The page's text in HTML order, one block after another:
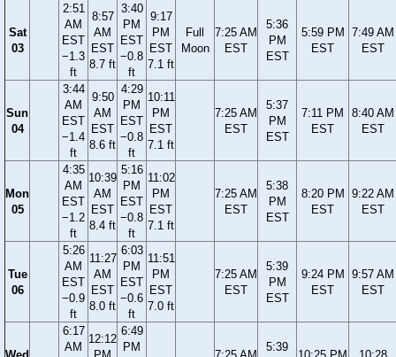
Sat
03
2:51
AM
EST
−1.3
ft
8:57
AM
EST
8.7 ft
3:40
PM
EST
−0.8
ft
9:17
PM
EST
7.1 ft
Full
Moon
7:25 AM
EST
5:36
PM
EST
5:59 PM
EST
7:49 AM
EST
Sun
04
3:44
AM
EST
−1.4
ft
9:50
AM
EST
8.6 ft
4:29
PM
EST
−0.8
ft
10:11
PM
EST
7.1 ft
7:25 AM
EST
5:37
PM
EST
7:11 PM
EST
8:40 AM
EST
Mon
05
4:35
AM
EST
−1.2
ft
10:39
AM
EST
8.4 ft
5:16
PM
EST
−0.8
ft
11:02
PM
EST
7.1 ft
7:25 AM
EST
5:38
PM
EST
8:20 PM
EST
9:22 AM
EST
Tue
06
5:26
AM
EST
−0.9
ft
11:27
AM
EST
8.0 ft
6:03
PM
EST
−0.6
ft
11:51
PM
EST
7.0 ft
7:25 AM
EST
5:39
PM
EST
9:24 PM
EST
9:57 AM
EST
6:17
AM
12:12
6:49
PM
5:39